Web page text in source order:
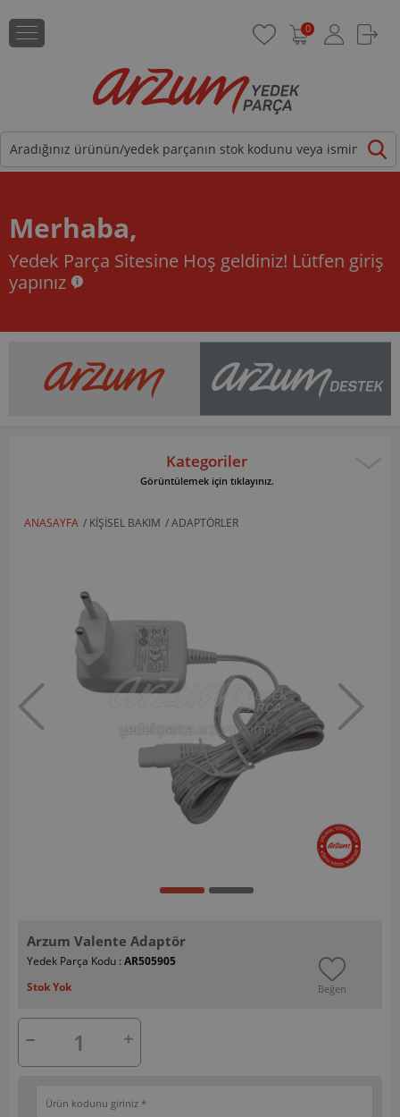
0
Merhaba,
Yedek Parça Sitesine Hoş geldiniz! Lütfen giriş
yapınız
Kategoriler
Görüntülemek için tıklayınız.
ANASAYFA / KIŞISEL BAKIM /ADAPTÖRLER
Arzum Valente Adaptör
Yedek Parça Kodu : AR505905
Stok Yok
Beğen